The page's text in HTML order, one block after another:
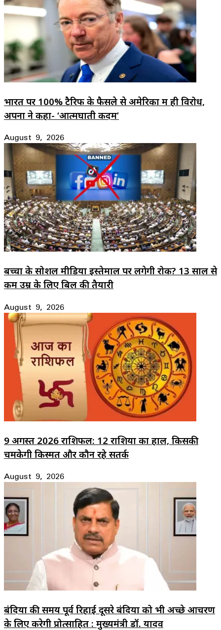
भारत पर 100% टैरिफ के फैसले से अमेरिका में ही विरोध,
अपनों ने कहा- ‘आत्मघाती कदम’
August 9, 2026
बच्चों के सोशल मीडिया इस्तेमाल पर लगेगी रोक? 13 साल से
कम उम्र के लिए बिल की तैयारी
August 9, 2026
9 अगस्त 2026 राशिफल: 12 राशियों का हाल, किसकी
चमकेगी किस्मत और कौन रहे सतर्क
August 9, 2026
बंदियों की समय पूर्व रिहाई दूसरे बंदियों को भी अच्छे आचरण
के लिए करेगी प्रोत्साहित : मुख्यमंत्री डॉ. यादव